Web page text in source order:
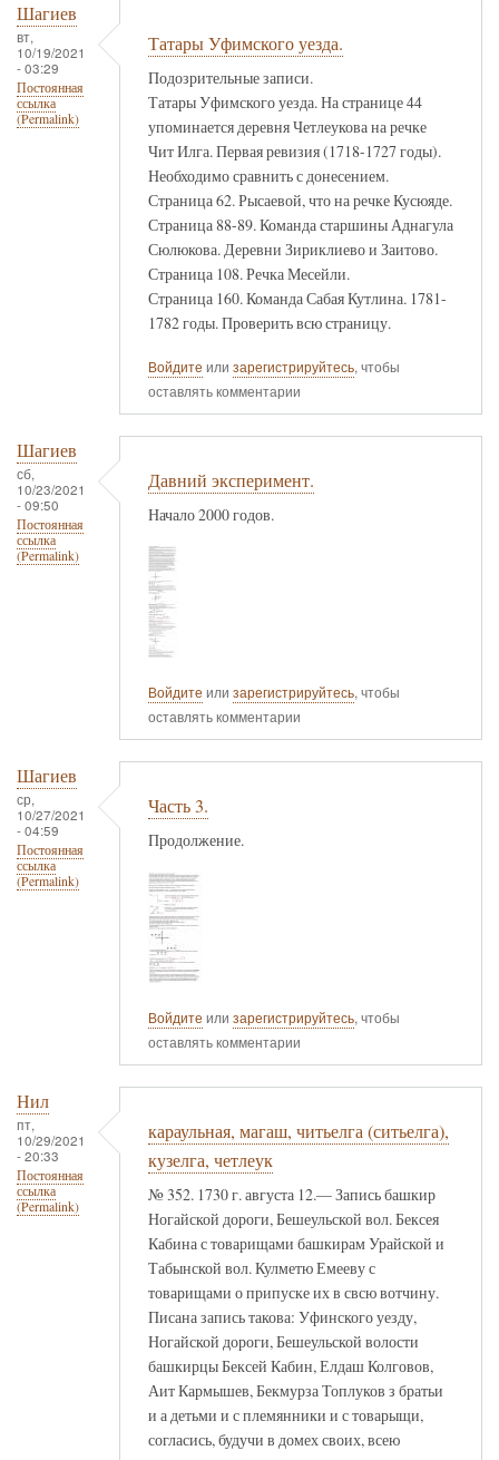
Шагиев
вт,
10/19/2021
- 03:29
Постоянная
ссылка
(Permalink)
Татары Уфимского уезда.
Подозрительные записи.
Татары Уфимского уезда. На странице 44
упоминается деревня Четлеукова на речке
Чит Илга. Первая ревизия (1718-1727 годы).
Необходимо сравнить с донесением.
Страница 62. Рысаевой, что на речке Кусюяде.
Страница 88-89. Команда старшины Аднагула
Сюлюкова. Деревни Зириклиево и Заитово.
Страница 108. Речка Месейли.
Страница 160. Команда Сабая Кутлина. 1781-
1782 годы. Проверить всю страницу.
Войдите или зарегистрируйтесь, чтобы
оставлять комментарии
Шагиев
сб,
10/23/2021
- 09:50
Постоянная
ссылка
(Permalink)
Давний эксперимент.
Начало 2000 годов.
Войдите или зарегистрируйтесь, чтобы
оставлять комментарии
Шагиев
ср,
10/27/2021
- 04:59
Постоянная
ссылка
(Permalink)
Часть 3.
Продолжение.
Войдите или зарегистрируйтесь, чтобы
оставлять комментарии
Нил
пт,
10/29/2021
- 20:33
Постоянная
ссылка
(Permalink)
караульная, магаш, читьелга (ситьелга),
кузелга, четлеук
№ 352. 1730 г. августа 12.— Запись башкир
Ногайской дороги, Бешеульской вол. Бексея
Кабина с товарищами башкирам Урайской и
Табынской вол. Кулметю Емееву с
товарищами о припуске их в свсю вотчину.
Писана запись такова: Уфинского уезду,
Ногайской дороги, Бешеульской волости
башкирцы Бексей Кабин, Елдаш Колговов,
Аит Кармышев, Бекмурза Топлуков з братьи
и а детьми и с племянники и с товарыщи,
согласись, будучи в домех своих, всею